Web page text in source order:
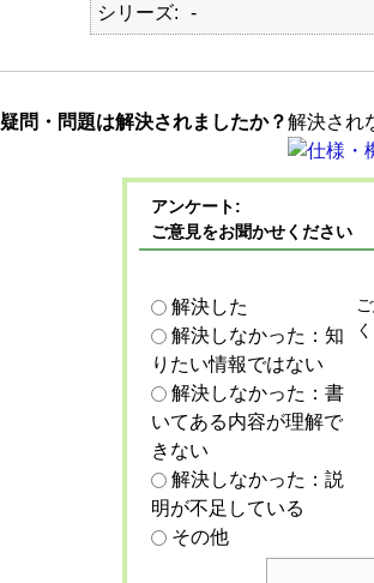
シリーズ -
疑問・問題は解決されましたか？解決され
アンケート:
ご意見をお聞かせください
解決した
解決しなかった：知
りたい情報ではない
解決しなかった：書
いてある内容が理解で
きない
解決しなかった：説
明が不足している
その他